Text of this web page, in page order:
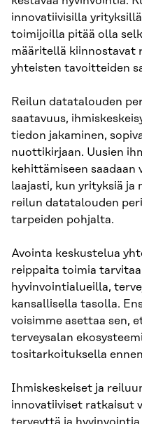
innovatiivisilla
toimijoilla pitää olla
määritellä kiinnostavat
yhteisten tavoitteiden
Reilun datatalouden
saatavuus,
tiedon jakaminen,
nuottikirjaan. Uusien
kehittämiseen saadaan
laajasti, kun yrityksiä
reilun datatalouden
tarpeiden pohjalta.
Avointa keskustelua
reippaita toimia
hyvinvointialueilla,
kansallisella tasolla.
voisimme asettaa sen,
terveysalan
tositarkoituksella
Ihmiskeskeiset ja
innovatiiviset ratkaisut